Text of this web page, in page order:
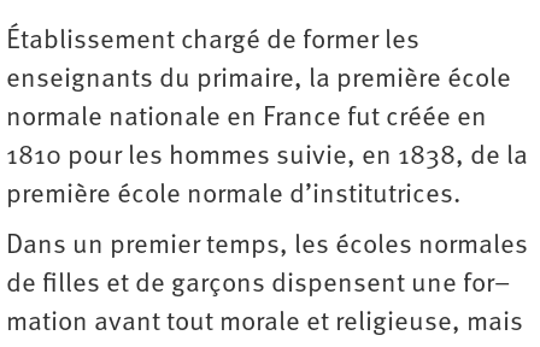
Établissement chargé de former les
enseignants du primaire, la pre­mière école
normale na­tionale en France fut créée en
1810 pour les hommes suivie, en 1838, de la
première école normale d’institutrices.
Dans un premier temps, les écoles nor­males
de filles et de garçons dispensent une for–
mation avant tout morale et religieuse, mais